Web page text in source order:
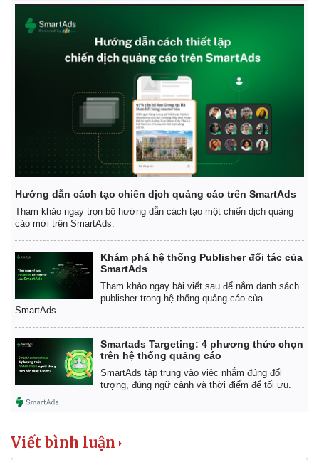
Bóng đá
Lịch thi đấu bóng đá
Hậu trường
Ô tô
Xe máy
Hướng dẫn cách tạo chiến dịch quảng cáo trên SmartAds
Tham khảo ngay trọn bộ hướng dẫn cách tạo một chiến dịch quảng
cáo mới trên SmartAds.
Khám phá hệ thống Publisher đối tác của
SmartAds
Tham khảo ngay bài viết sau để nắm danh sách
publisher trong hệ thống quảng cáo của
SmartAds.
Smartads Targeting: 4 phương thức chọn
trên hệ thống quảng cáo
SmartAds tập trung vào việc nhắm đúng đối
tượng, đúng ngữ cảnh và thời điểm để tối ưu.
Viết bình luận